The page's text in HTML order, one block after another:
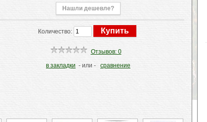
Нашли дешевле?
Количество:
Отзывов: 0
в закладки - или - сравнение